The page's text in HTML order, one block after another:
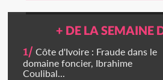
+ DE LA SEMAINE
1/ Côte d'Ivoire : Fraude dans le
domaine foncier, Ibrahime
Coulibal...